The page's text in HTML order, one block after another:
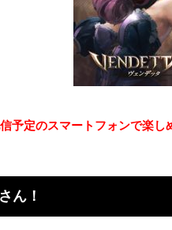
予定のスマートフォンで楽
ん！